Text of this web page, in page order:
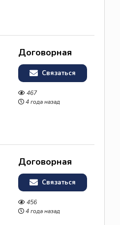
Договорная
Связаться
467
4 года назад
Договорная
Связаться
456
4 года назад